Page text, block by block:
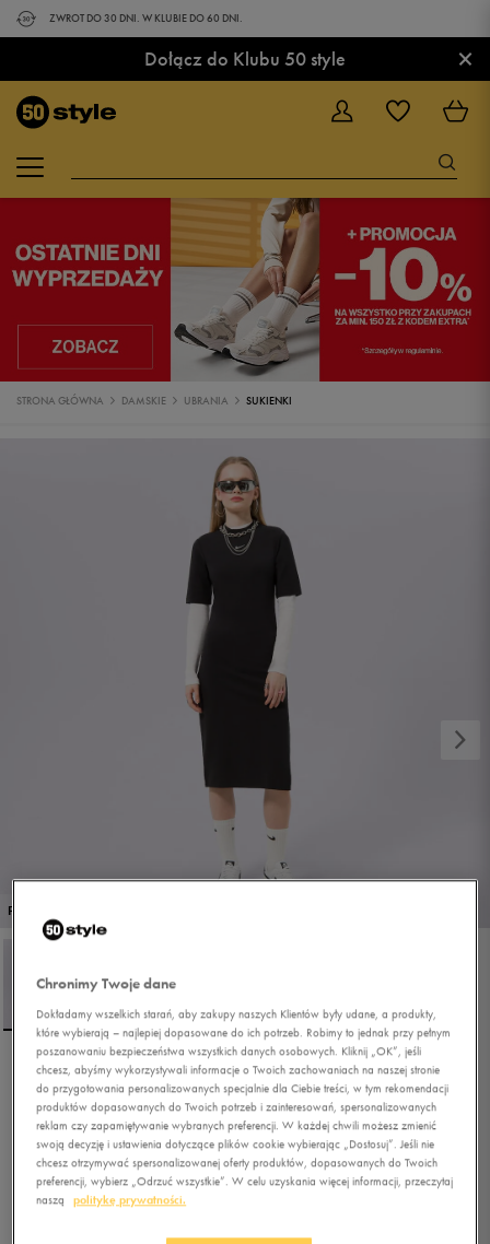
ZWROT DO 30 DNI. W KLUBIE DO 60 DNI.
Dołącz do Klubu 50 style ×
STRONA GŁÓWNA DAMSKIE UBRANIA SUKIENKI
PROMO: DO -30%
NIKE SUKIENKA W NSW
ESSNTL MIDI DRESS
0.0 (0)
(cena bezpośrednio przed promocją)
zł -5%(najniższa cena z 30 dni przed obniżką)
179,99złz Vat
Chronimy Twoje dane
Dokładamy wszelkich starań, aby zakupy naszych Klientów były udane, a produkty,
które wybierają – najlepiej dopasowane do ich potrzeb. Robimy to jednak przy pełnym
poszanowaniu bezpieczeństwa wszystkich danych osobowych. Kliknij „OK”, jeśli
chcesz, abyśmy wykorzystywali informacje o Twoich zachowaniach na naszej stronie
do przygotowania personalizowanych specjalnie dla Ciebie treści, w tym rekomendacji
produktów dopasowanych do Twoich potrzeb i zainteresowań, spersonalizowanych
reklam czy zapamiętywanie wybranych preferencji. W każdej chwili możesz zmienić
swoją decyzję i ustawienia dotyczące plików cookie wybierając „Dostosuj”. Jeśli nie
chcesz otrzymywać spersonalizowanej oferty produktów, dopasowanych do Twoich
preferencji, wybierz „Odrzuć wszystkie”. W celu uzyskania więcej informacji, przeczytaj
naszą
politykę prywatności.